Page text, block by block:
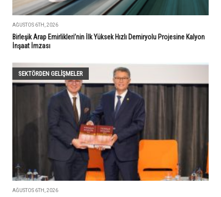
AĞUSTOS 6TH, 2026
Birleşik Arap Emirlikleri’nin İlk Yüksek Hızlı Demiryolu Projesine Kalyon
İnşaat İmzası
SEKTÖRDEN GELIŞMELER
AĞUSTOS 6TH, 2026